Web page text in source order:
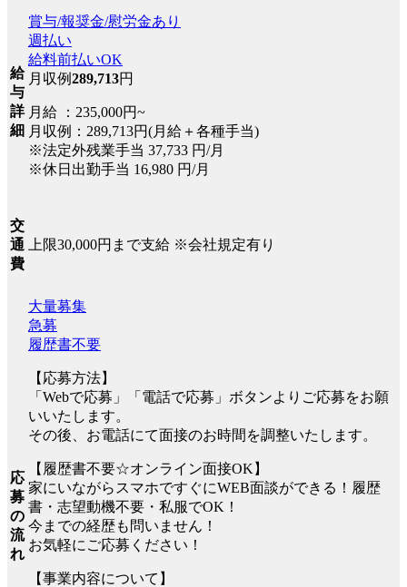
給
与
詳
細
賞与/報奨金/慰労金あり
週払い
給料前払いOK
月収例289,713円
月給 ：235,000円~
月収例：289,713円(月給＋各種手当)
※法定外残業手当 37,733 円/月
※休日出勤手当 16,980 円/月
交
通
費
上限30,000円まで支給 ※会社規定有り
応
募
の
流
れ
大量募集
急募
履歴書不要
【応募方法】
「Webで応募」「電話で応募」ボタンよりご応募をお願
いいたします。
その後、お電話にて面接のお時間を調整いたします。
【履歴書不要☆オンライン面接OK】
家にいながらスマホですぐにWEB面談ができる！履歴
書・志望動機不要・私服でOK！
今までの経歴も問いません！
お気軽にご応募ください！
【事業内容について】